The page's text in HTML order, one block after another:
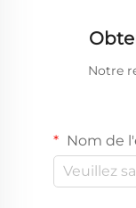
Notre
Nom de